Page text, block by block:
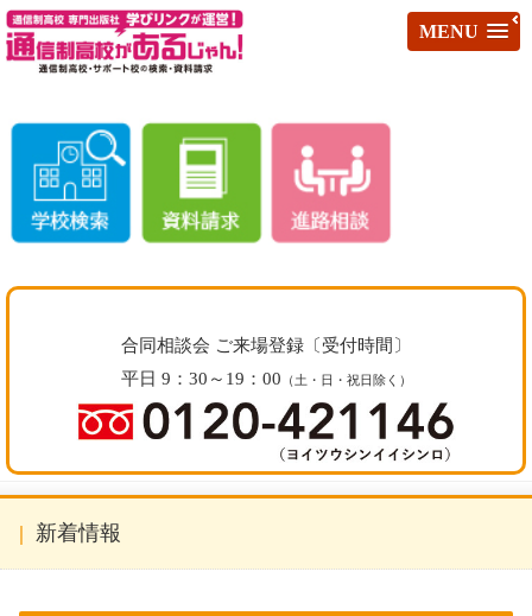
MENU
合同相談会 ご来場登録〔受付時間〕
平日 9：30～19：00 （土・日・祝日除く）
新着情報